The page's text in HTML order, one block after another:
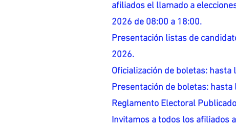
afiliados el llamado a
2026 de 08:00 a 18:00.
Presentación listas de
2026.
Oficialización de boletas:
Presentación de boletas:
Reglamento Electoral
Invitamos a todos los afiliados